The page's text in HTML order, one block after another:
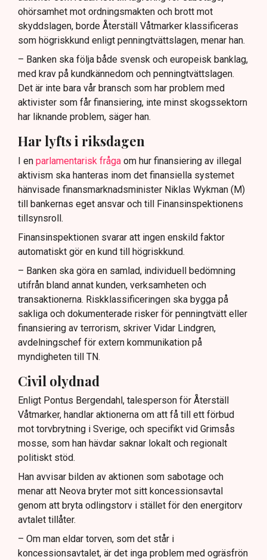
ohörsamhet mot ordningsmakten och brott mot
skyddslagen, borde Återställ Våtmarker klassificeras
som högriskkund enligt penningtvättslagen, menar han.
– Banken ska följa både svensk och europeisk banklag,
med krav på kundkännedom och penningtvättslagen.
Det är inte bara vår bransch som har problem med
aktivister som får finansiering, inte minst skogssektorn
har liknande problem, säger han.
Har lyfts i riksdagen
I en parlamentarisk fråga om hur finansiering av illegal
aktivism ska hanteras inom det finansiella systemet
hänvisade finansmarknadsminister Niklas Wykman (M)
till bankernas eget ansvar och till Finansinspektionens
tillsynsroll.
Finansinspektionen svarar att ingen enskild faktor
automatiskt gör en kund till högriskkund.
– Banken ska göra en samlad, individuell bedömning
utifrån bland annat kunden, verksamheten och
transaktionerna. Riskklassificeringen ska bygga på
sakliga och dokumenterade risker för penningtvätt eller
finansiering av terrorism, skriver Vidar Lindgren,
avdelningschef för extern kommunikation på
myndigheten till TN.
Civil olydnad
Enligt Pontus Bergendahl, talesperson för Återställ
Våtmarker, handlar aktionerna om att få till ett förbud
mot torvbrytning i Sverige, och specifikt vid Grimsås
mosse, som han hävdar saknar lokalt och regionalt
politiskt stöd.
Han avvisar bilden av aktionen som sabotage och
menar att Neova bryter mot sitt koncessionsavtal
genom att bryta odlingstorv i stället för den energitorv
avtalet tillåter.
– Om man eldar torven, som det står i
koncessionsavtalet, är det inga problem med ogräsfrön